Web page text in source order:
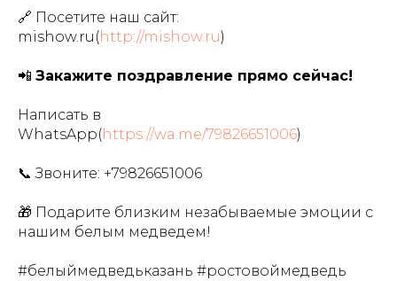
🔗 Посетите наш сайт:
mishow.ru(http://mishow.ru)
📲 Закажите поздравление прямо сейчас!
Написать в
WhatsApp(https://wa.me/79826651006)
📞 Звоните: +79826651006
🎁 Подарите близким незабываемые эмоции с
нашим белым медведем!
#белыймедведьказань #ростовоймедведь